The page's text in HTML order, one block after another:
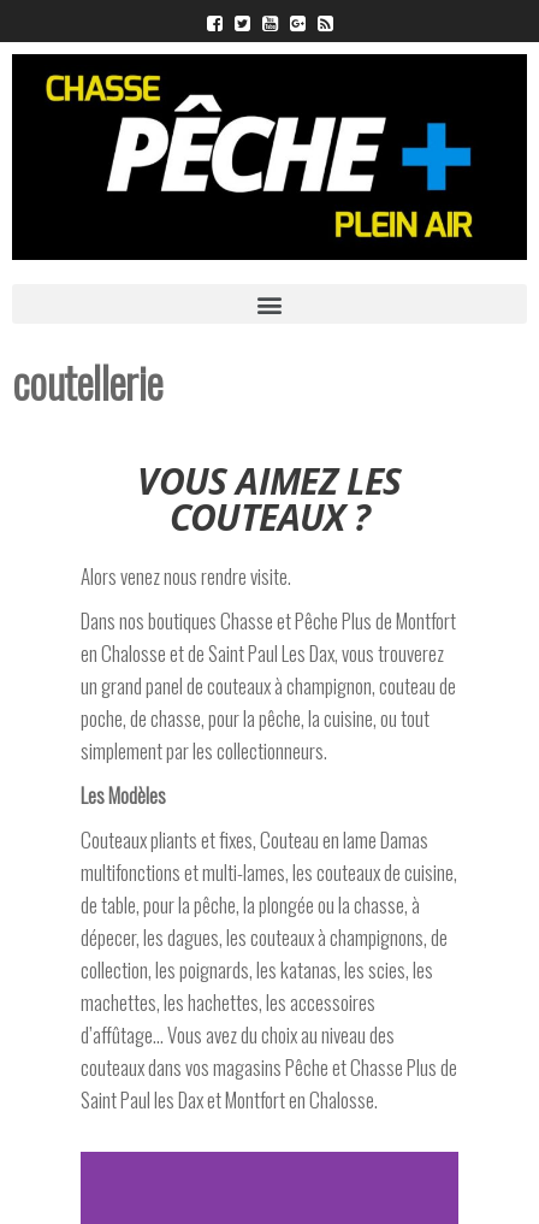
coutellerie
VOUS AIMEZ LES
COUTEAUX ?
Alors venez nous rendre visite.
Dans nos boutiques Chasse et Pêche Plus de Montfort
en Chalosse et de Saint Paul Les Dax, vous trouverez
un grand panel de couteaux à champignon, couteau de
poche, de chasse, pour la pêche, la cuisine, ou tout
simplement par les collectionneurs.
Les Modèles
Couteaux pliants et fixes, Couteau en lame Damas
multifonctions et multi-lames, les couteaux de cuisine,
de table, pour la pêche, la plongée ou la chasse, à
dépecer, les dagues, les couteaux à champignons, de
collection, les poignards, les katanas, les scies, les
machettes, les hachettes, les accessoires
d’affûtage… Vous avez du choix au niveau des
couteaux dans vos magasins Pêche et Chasse Plus de
Saint Paul les Dax et Montfort en Chalosse.